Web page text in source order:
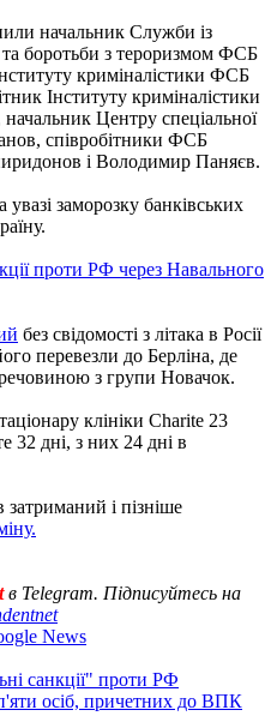
начальник Служби із
та боротьби з тероризмом ФСБ
криміналістики ФСБ
Інституту криміналістики
Центру спеціальної
співробітники ФСБ
і Володимир Паняєв.
заморозку банківських
проти РФ через Навального
без свідомості з літака в Росії
перевезли до Берліна, де
з групи Новачок.
клініки Charite 23
32 дні, з них 24 дні в
і пізніше
в Telegram. Підписуйтесь на
News
санкції" проти РФ
осіб, причетних до ВПК